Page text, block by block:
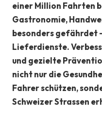
einer Million Fahrten
Gastronomie,
besonders gefährdet
Lieferdienste.
und gezielte
nicht nur die
Fahrer schützen,
Schweizer Strassen